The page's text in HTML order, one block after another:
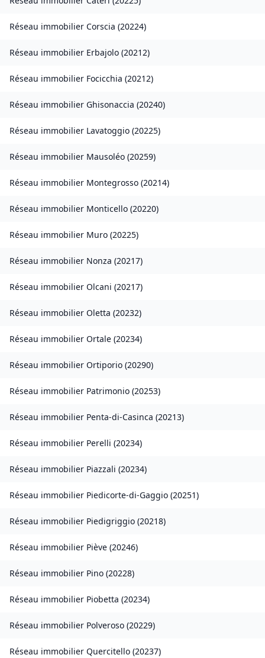
Réseau immobilier Corscia (20224)
Réseau immobilier Erbajolo (20212)
Réseau immobilier Focicchia (20212)
Réseau immobilier Ghisonaccia (20240)
Réseau immobilier Lavatoggio (20225)
Réseau immobilier Mausoléo (20259)
Réseau immobilier Montegrosso (20214)
Réseau immobilier Monticello (20220)
Réseau immobilier Muro (20225)
Réseau immobilier Nonza (20217)
Réseau immobilier Olcani (20217)
Réseau immobilier Oletta (20232)
Réseau immobilier Ortale (20234)
Réseau immobilier Ortiporio (20290)
Réseau immobilier Patrimonio (20253)
Réseau immobilier Penta-di-Casinca (20213)
Réseau immobilier Perelli (20234)
Réseau immobilier Piazzali (20234)
Réseau immobilier Piedicorte-di-Gaggio (20251)
Réseau immobilier Piedigriggio (20218)
Réseau immobilier Piève (20246)
Réseau immobilier Pino (20228)
Réseau immobilier Piobetta (20234)
Réseau immobilier Polveroso (20229)
Réseau immobilier Quercitello (20237)